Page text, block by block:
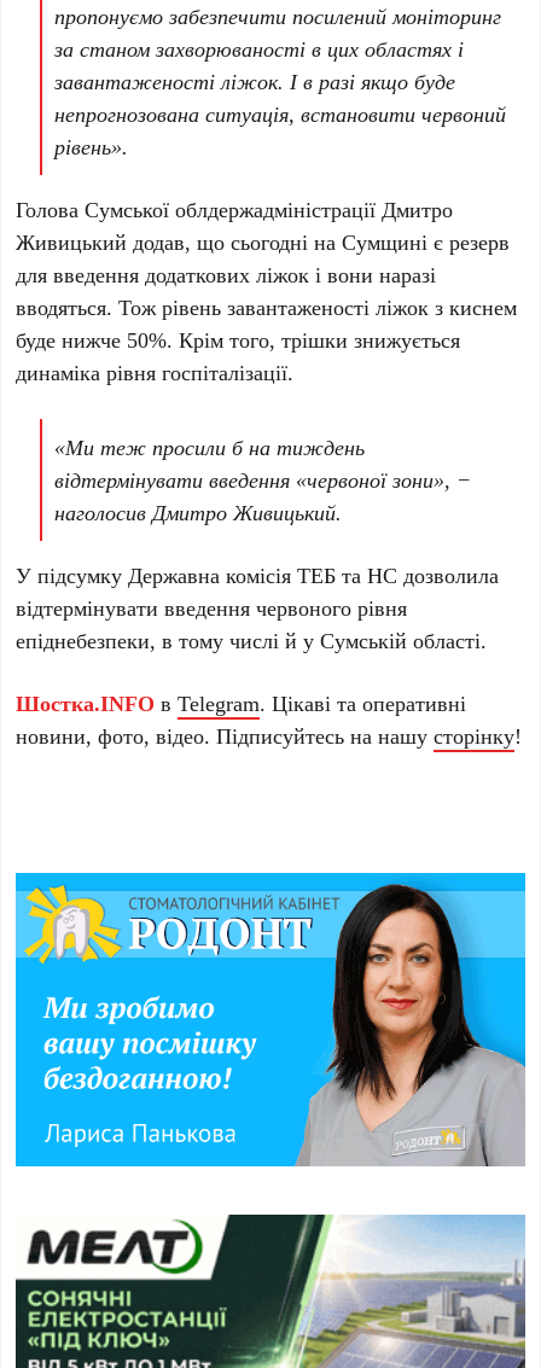
пропонуємо забезпечити посилений моніторинг
за станом захворюваності в цих областях і
завантаженості ліжок. І в разі якщо буде
непрогнозована ситуація, встановити червоний
рівень».
Голова Сумської облдержадміністрації Дмитро
Живицький додав, що сьогодні на Сумщині є резерв
для введення додаткових ліжок і вони наразі
вводяться. Тож рівень завантаженості ліжок з киснем
буде нижче 50%. Крім того, трішки знижується
динаміка рівня госпіталізації.
«Ми теж просили б на тиждень
відтермінувати введення «червоної зони», −
наголосив Дмитро Живицький.
У підсумку Державна комісія ТЕБ та НС дозволила
відтермінувати введення червоного рівня
епіднебезпеки, в тому числі й у Сумській області.
Шостка.INFO вTelegram. Цікаві та оперативні
новини, фото, відео. Підписуйтесь на нашусторінку!